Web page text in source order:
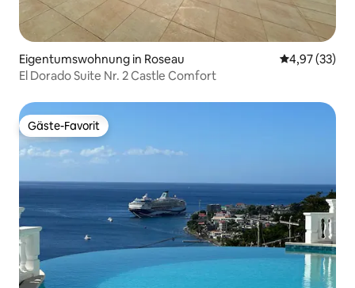
Eigentumswohnung in Roseau
4,97 (33)
El Dorado Suite Nr. 2 Castle Comfort
Gäste-Favorit
Gäste-Favorit